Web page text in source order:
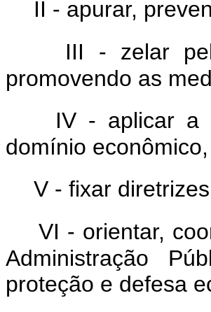
II - apurar,
III - zelar
promovendo as
IV - aplicar a
domínio
V - fixar
VI - orientar,
Administração
proteção e defesa